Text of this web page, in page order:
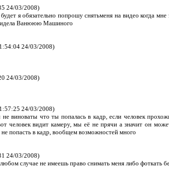
24/03/2008)
я обязательно попрошу снятьменя на видео когда
Ванююю Машиного
24/03/2008)
24/03/2008)
24/03/2008)
виноваты что ты попалась в кадр, если человек
человек видит камеру, мы её не прячи а значит он
попасть в кадр, вообщем возможностей много
24/03/2008)
случае не имеешь право снимать меня либо фоткать